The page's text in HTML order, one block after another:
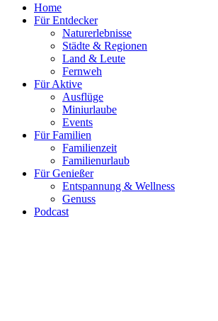
Home
Für Entdecker
Naturerlebnisse
Städte & Regionen
Land & Leute
Fernweh
Für Aktive
Ausflüge
Miniurlaube
Events
Für Familien
Familienzeit
Familienurlaub
Für Genießer
Entspannung & Wellness
Genuss
Podcast